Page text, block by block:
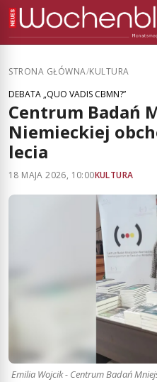
STRONA GŁÓWNA/KULTURA
DEBATA „QUO VADIS CBMN?”
Centrum Badań
Niemieckiej
lecia
18 MAJA 2026, 10:00KULTURA
Emilia Wojcik - Centrum Badań